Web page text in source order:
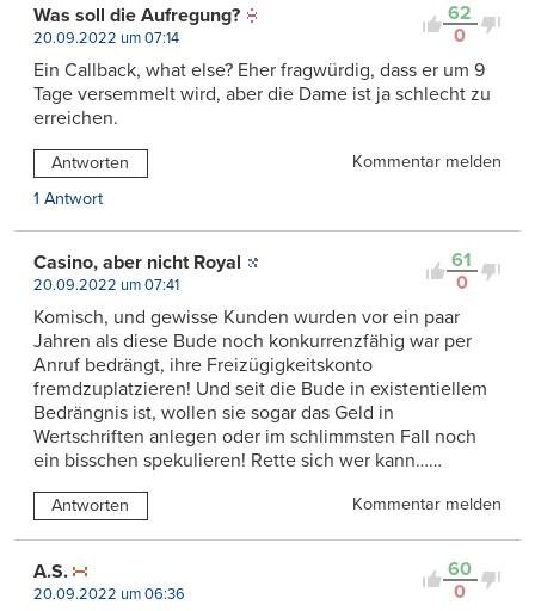
62
0
Was soll die Aufregung?
20.09.2022 um 07:14
Ein Callback, what else? Eher fragwürdig, dass er um 9
Tage versemmelt wird, aber die Dame ist ja schlecht zu
erreichen.
Antworten
Kommentar melden
1 Antwort
61
0
Casino, aber nicht Royal
20.09.2022 um 07:41
Komisch, und gewisse Kunden wurden vor ein paar
Jahren als diese Bude noch konkurrenzfähig war per
Anruf bedrängt, ihre Freizügigkeitskonto
fremdzuplatzieren! Und seit die Bude in existentiellem
Bedrängnis ist, wollen sie sogar das Geld in
Wertschriften anlegen oder im schlimmsten Fall noch
ein bisschen spekulieren! Rette sich wer kann……
Antworten Kommentar melden
60
0
A.S.
20.09.2022 um 06:36